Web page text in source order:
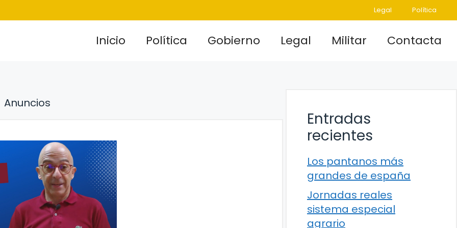
Legal Política
Inicio Política Gobierno Legal Militar Contacta
Anuncios
Entradas
recientes
Los pantanos más
grandes de españa
Jornadas reales
sistema especial
agrario